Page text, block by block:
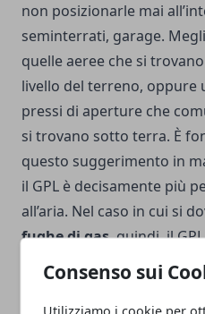
Consenso sui
Utilizziamo i cookie per
non posizionarle mai
seminterrati, garage.
quelle aeree che si
livello del terreno, oppure
pressi di aperture che
si trovano sotto terra. È
questo suggerimento in
il GPL è decisamente più
all’aria. Nel caso in cui si
fughe di gas, quindi, il
stratificare, formando una